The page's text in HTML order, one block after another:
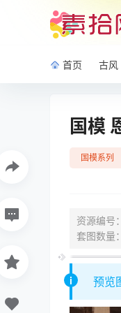
首页 古风
国模
国模系列
资源编号
套图数量
预览